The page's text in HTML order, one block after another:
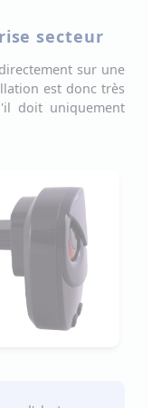
secteur
sur une
est donc très
doit uniquement